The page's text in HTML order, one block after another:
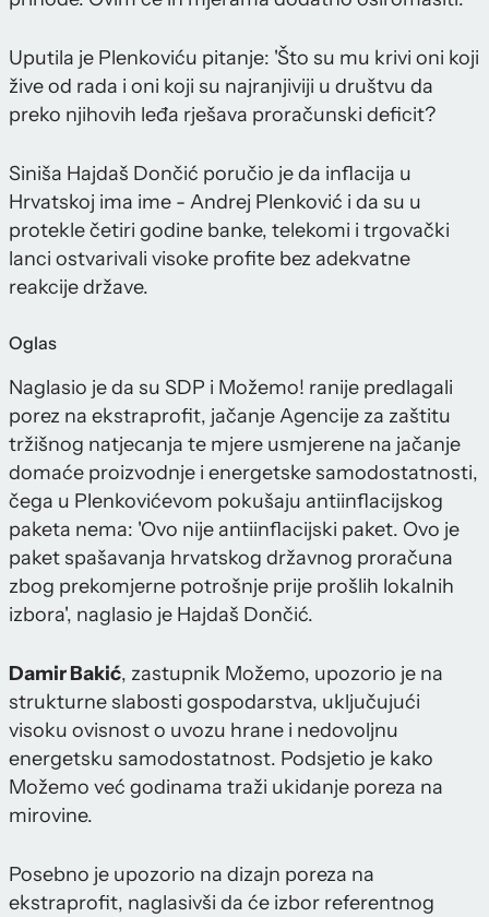
Uputila je Plenkoviću pitanje: 'Što su mu krivi oni koji
žive od rada i oni koji su najranjiviji u društvu da
preko njihovih leđa rješava proračunski deficit?
Siniša Hajdaš Dončić poručio je da inflacija u
Hrvatskoj ima ime - Andrej Plenković i da su u
protekle četiri godine banke, telekomi i trgovački
lanci ostvarivali visoke profite bez adekvatne
reakcije države.
Oglas
Naglasio je da su SDP i Možemo! ranije predlagali
porez na ekstraprofit, jačanje Agencije za zaštitu
tržišnog natjecanja te mjere usmjerene na jačanje
domaće proizvodnje i energetske samodostatnosti,
čega u Plenkovićevom pokušaju antiinflacijskog
paketa nema: 'Ovo nije antiinflacijski paket. Ovo je
paket spašavanja hrvatskog državnog proračuna
zbog prekomjerne potrošnje prije prošlih lokalnih
izbora', naglasio je Hajdaš Dončić.
Damir Bakić, zastupnik Možemo, upozorio je na
strukturne slabosti gospodarstva, uključujući
visoku ovisnost o uvozu hrane i nedovoljnu
energetsku samodostatnost. Podsjetio je kako
Možemo već godinama traži ukidanje poreza na
mirovine.
Posebno je upozorio na dizajn poreza na
ekstraprofit, naglasivši da će izbor referentnog